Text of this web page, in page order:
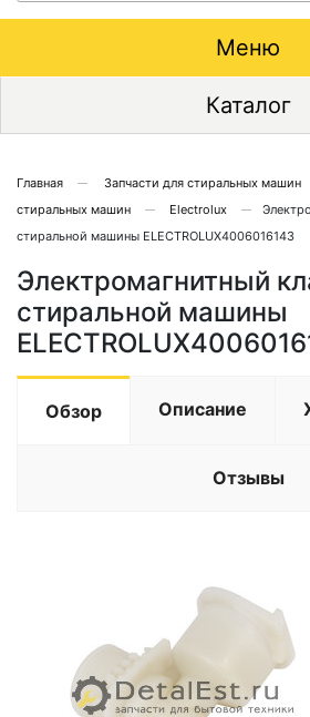
Меню
Каталог
Главная Запчасти для стиральных машин
стиральных машин
Electrolux
стиральной машины ELECTROLUX4006016143
Электромагнитный
стиральной машины
Обзор Описание
Отзывы